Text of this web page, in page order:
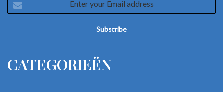
your
CATEGORIEËN